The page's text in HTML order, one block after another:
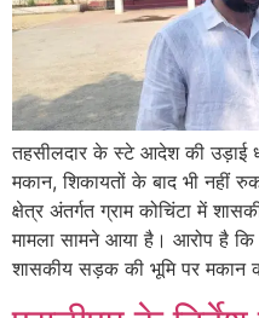
तहसीलदार के स्टे आदेश की उड़ाई
मकान, शिकायतों के बाद भी नहीं
क्षेत्र अंतर्गत ग्राम कोचिंटा में
मामला सामने आया है। आरोप है कि
शासकीय सड़क की भूमि पर मकान